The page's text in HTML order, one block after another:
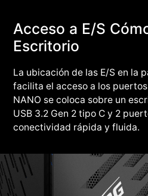
Acceso a E/S
Escritorio
La ubicación de las E/S en la
facilita el acceso a los puertos
NANO se coloca sobre un
USB 3.2 Gen 2 tipo C y 2
conectividad rápida y fluida.